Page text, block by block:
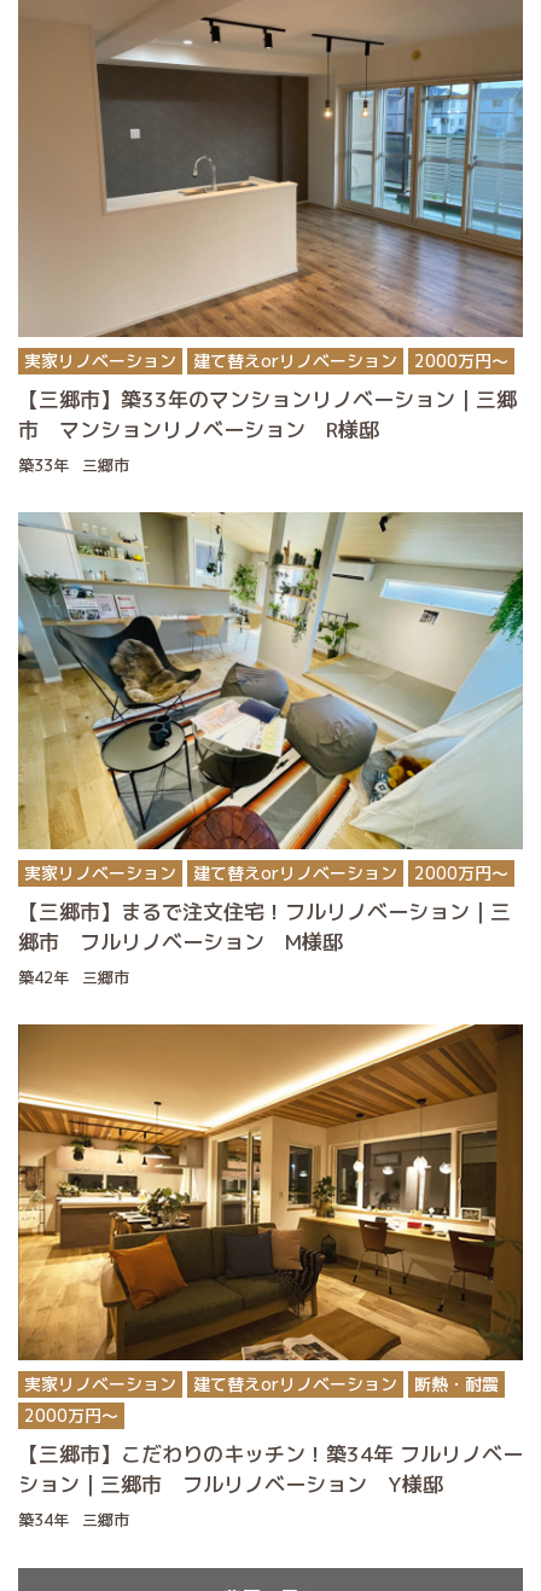
実家リノベーション 建て替えorリノベーション 2000万円〜
【三郷市】築33年のマンションリノベーション｜三郷
市 マンションリノベーション R様邸
築33年 三郷市
実家リノベーション 建て替えorリノベーション 2000万円〜
【三郷市】まるで注文住宅！フルリノベーション｜三
郷市 フルリノベーション M様邸
築42年 三郷市
実家リノベーション 建て替えorリノベーション
断熱・耐震
2000万円〜
【三郷市】こだわりのキッチン！築34年 フルリノベー
ション｜三郷市 フルリノベーション Y様邸
築34年 三郷市